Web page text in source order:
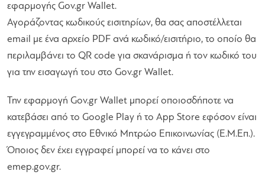
εφαρμογής Gov.gr Wallet.
Αγοράζοντας κωδικούς εισιτηρίων, θα σας αποστέλλεται
email με ένα αρχείο PDF ανά κωδικό/εισιτήριο, το οποίο θα
περιλαμβάνει το QR code για σκανάρισμα ή τον κωδικό του
για την εισαγωγή του στο Gov.gr Wallet.
Την εφαρμογή Gov.gr Wallet μπορεί οποιοσδήποτε να
κατεβάσει από το Google Play ή το App Store εφόσον είναι
εγγεγραμμένος στο Εθνικό Μητρώο Επικοινωνίας (Ε.Μ.Επ.).
Όποιος δεν έχει εγγραφεί μπορεί να το κάνει στο
emep.gov.gr.